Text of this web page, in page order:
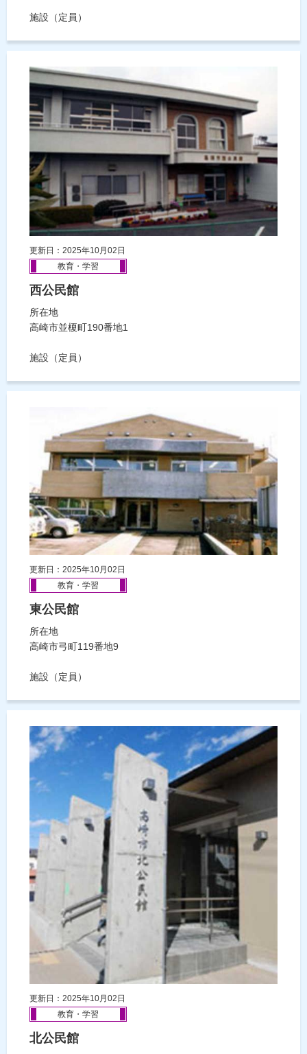
施設（定員）
更新日：2025年10月02日
教育・学習
西公民館
所在地
高崎市並榎町190番地1
施設（定員）
更新日：2025年10月02日
教育・学習
東公民館
所在地
高崎市弓町119番地9
施設（定員）
更新日：2025年10月02日
教育・学習
北公民館